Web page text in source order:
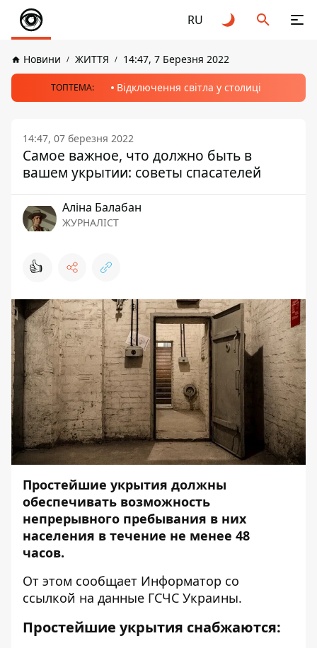
RU
Новини ЖИТТЯ 14:47, 7 Березня 2022
ТОПТЕМА: Відключення світла у столиці
14:47, 07 березня 2022
Самое важное, что должно быть в
вашем укрытии: советы спасателей
Аліна Балабан
ЖУРНАЛІСТ
👍
Простейшие укрытия должны
обеспечивать возможность
непрерывного пребывания в них
населения в течение не менее 48
часов.
От этом сообщает Информатор со
ссылкой на данные ГСЧС Украины.
Простейшие укрытия снабжаются: